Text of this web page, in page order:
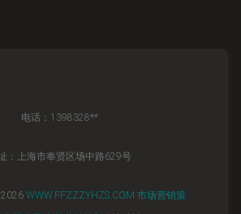
电话：1398328**
：上海市奉贤区场中路629号
2026 WWW.FFZZZYHZS.COM 市场营销策